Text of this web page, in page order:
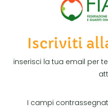
Iscriviti
inserisci la tua email per
I campi